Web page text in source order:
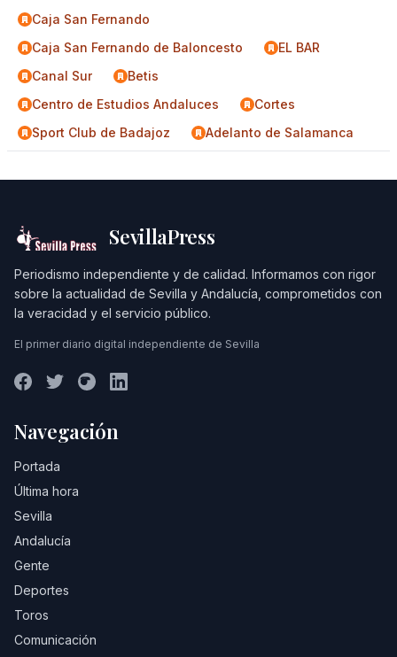
Caja San Fernando
Caja San Fernando de Baloncesto
EL BAR
Canal Sur
Betis
Centro de Estudios Andaluces
Cortes
Sport Club de Badajoz
Adelanto de Salamanca
SevillaPress
Periodismo independiente y de calidad. Informamos con rigor
sobre la actualidad de Sevilla y Andalucía, comprometidos con
la veracidad y el servicio público.
El primer diario digital independiente de Sevilla
Navegación
Portada
Última hora
Sevilla
Andalucía
Gente
Deportes
Toros
Comunicación